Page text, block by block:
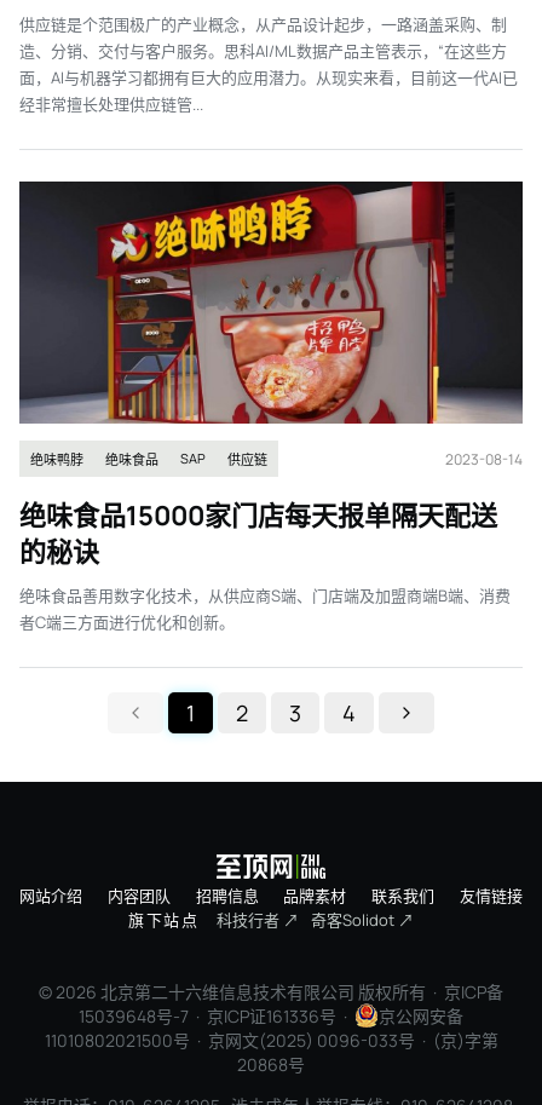
供应链是个范围极广的产业概念，从产品设计起步，一路涵盖采购、制
造、分销、交付与客户服务。思科AI/ML数据产品主管表示，“在这些方
面，AI与机器学习都拥有巨大的应用潜力。从现实来看，目前这一代AI已
经非常擅长处理供应链管...
绝味鸭脖 绝味食品 SAP 供应链 2023-08-14
绝味食品15000家门店每天报单隔天配送
的秘诀
绝味食品善用数字化技术，从供应商S端、门店端及加盟商端B端、消费
者C端三方面进行优化和创新。
1 2 3 4
网站介绍 内容团队 招聘信息 品牌素材 联系我们
友情链接
旗下站点
科技行者 ↗ 奇客Solidot ↗
© 2026 北京第二十六维信息技术有限公司 版权所有 · 京ICP备
15039648号-7 · 京ICP证161336号 ·
京公网安备
11010802021500号 · 京网文(2025) 0096-033号 · (京)字第
20868号